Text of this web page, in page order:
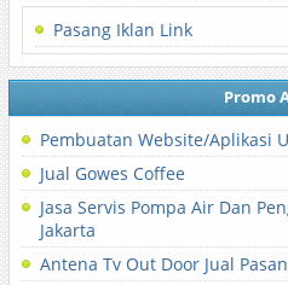
Pasang Iklan Link
Promo
Pembuatan Website/Aplikasi
Jual Gowes Coffee
Jasa Servis Pompa Air Dan
Jakarta
Antena Tv Out Door Jual